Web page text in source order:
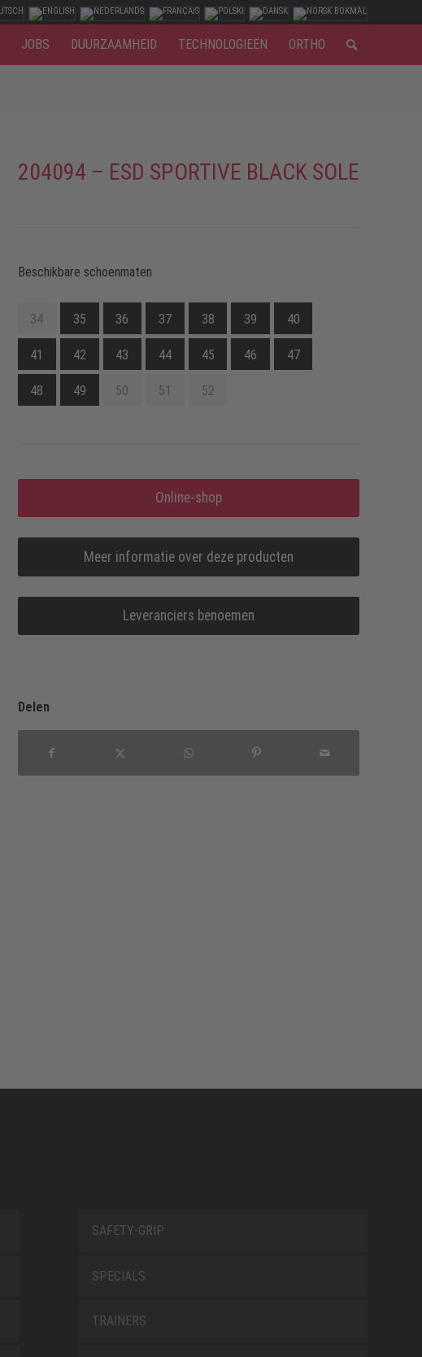
JOBS DUURZAAMHEID TECHNOLOGIEËN ORTHO
204094 – ESD SPORTIVE BLACK SOLE
Beschikbare schoenmaten
34 35 36 37 38 39 40
41 42 43 44 45 46 47
48 49 50 51 52
Online-shop
Meer informatie over deze producten
Leveranciers benoemen
Delen
SAFETY-GRIP
SPECIALS
TRAINERS